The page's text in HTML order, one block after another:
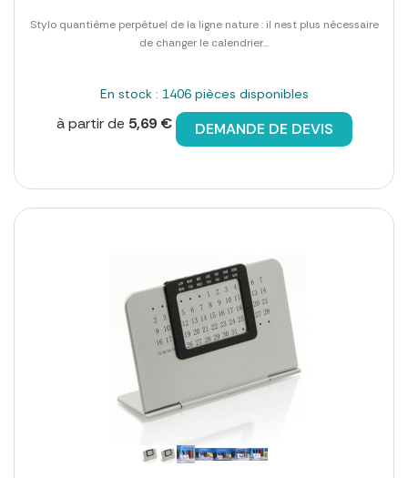
Stylo quantième perpétuel de la ligne nature : il nest plus nécessaire
de changer le calendrier...
En stock : 1406 pièces disponibles
à partir de 5,69 € DEMANDE DE DEVIS